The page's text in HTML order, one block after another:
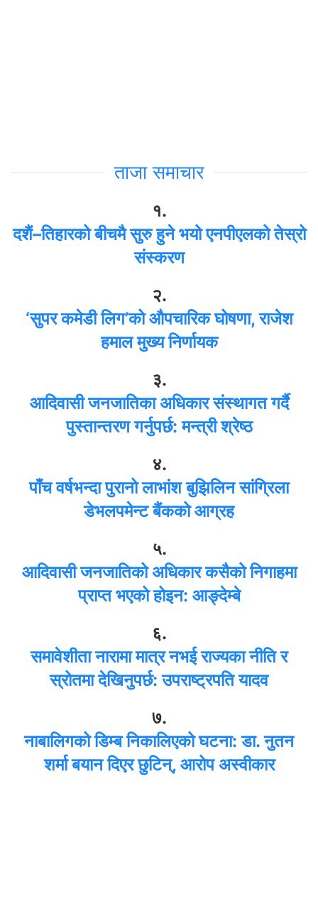
ताजा समाचार
१.
दशैं–तिहारको बीचमै सुरु हुने भयो एनपीएलको तेस्रो
संस्करण
२.
‘सुपर कमेडी लिग’को औपचारिक घोषणा, राजेश
हमाल मुख्य निर्णायक
३.
आदिवासी जनजातिका अधिकार संस्थागत गर्दै
पुस्तान्तरण गर्नुपर्छ: मन्त्री श्रेष्ठ
४.
पाँच वर्षभन्दा पुरानो लाभांश बुझिलिन सांग्रिला
डेभलपमेन्ट बैंकको आग्रह
५.
आदिवासी जनजातिको अधिकार कसैको निगाहमा
प्राप्त भएको होइन: आङ्देम्बे
६.
समावेशीता नारामा मात्र नभई राज्यका नीति र
स्रोतमा देखिनुपर्छ: उपराष्ट्रपति यादव
७.
नाबालिगको डिम्ब निकालिएको घटना: डा. नुतन
शर्मा बयान दिएर छुटिन्, आरोप अस्वीकार